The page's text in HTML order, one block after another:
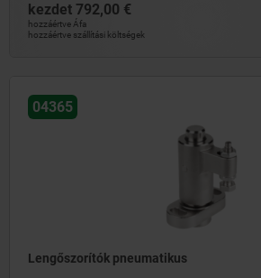
kezdet 792,00 €
hozzáértve Áfa
hozzáértve szállítási költségek
04365
Lengőszorítók pneumatikus